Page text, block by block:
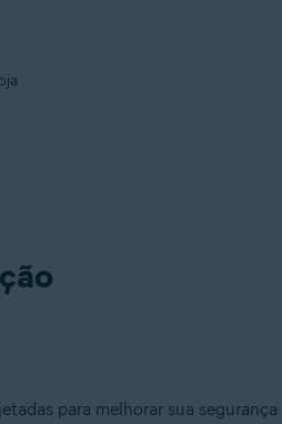
para melhorar sua